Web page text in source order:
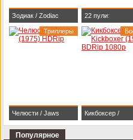
Зодиак / Zodiac
(2007) BDRip
22 пули:
Бессмертный /
Bullets /
Челюсти / Jaws
(1975) HDRip
Триллеры
Кикбоксер /
Популярное